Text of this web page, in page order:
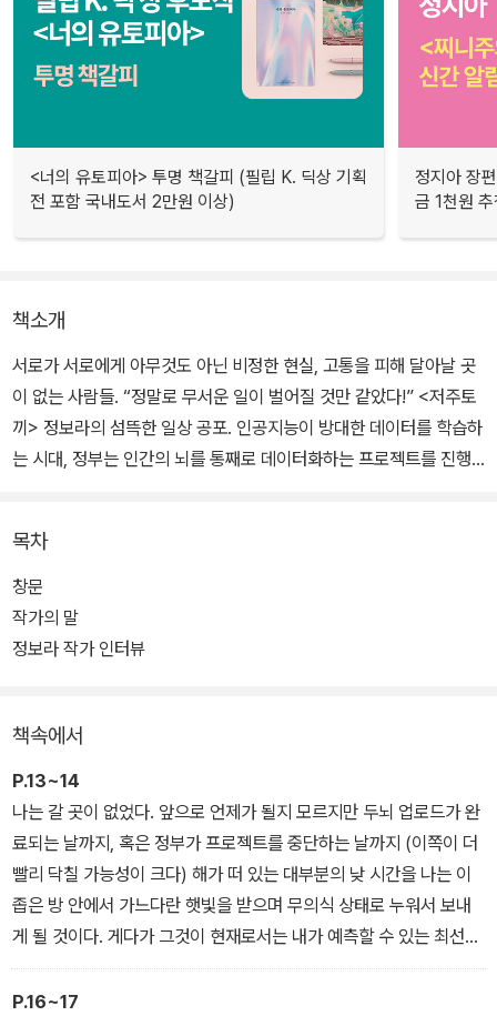
<너의 유토피아> 투명 책갈피 (필립 K. 딕상 기획
전 포함 국내도서 2만원 이상)
정지아 장
금 1천원
책소개
서로가 서로에게 아무것도 아닌 비정한 현실, 고통을 피해 달아날 곳
이 없는 사람들. “정말로 무서운 일이 벌어질 것만 같았다!” <저주토
끼> 정보라의 섬뜩한 일상 공포. 인공지능이 방대한 데이터를 학습하
는 시대, 정부는 인간의 뇌를 통째로 데이터화하는 프로젝트를 진행
달리 갈 곳이 없던 ‘나’는 공짜로 재워주고 돈도 준다는 이유만으로 프
로젝트에 참여하기로 결정하고, 산골짜기 한가운데에 위치한 기계학
습센터에 입주한다. 하루 여덟 시간씩 꾸준히 뇌 속 정보를 업로드하
목차
창문
작가의 말
정보라 작가 인터뷰
책속에서
P.13~14
나는 갈 곳이 없었다. 앞으로 언제가 될지 모르지만 두뇌 업로드가 완
료되는 날까지, 혹은 정부가 프로젝트를 중단하는 날까지 (이쪽이 더
빨리 닥칠 가능성이 크다) 해가 떠 있는 대부분의 낮 시간을 나는 이
좁은 방 안에서 가느다란 햇빛을 받으며 무의식 상태로 누워서 보내
게 될 것이다. 게다가 그것이 현재로서는 내가 예측할 수 있는 최선의
상황이었다. 그렇게 생각하니 문득 조그만 햇살이 몹시 아쉽게 느껴
졌다. 그래서 나는 버스가 떠난 뒤에 텅 빈 마당으로 나가보았다.
P.16~17